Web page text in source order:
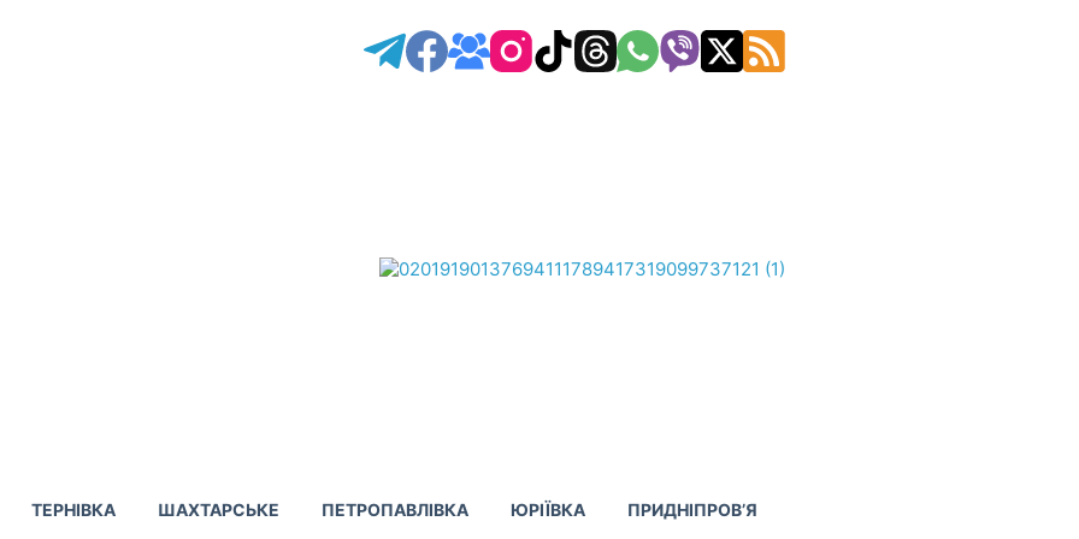
ТЕРНІВКА ШАХТАРСЬКЕ ПЕТРОПАВЛІВКА ЮРІЇВКА ПРИДНІПРОВ’Я